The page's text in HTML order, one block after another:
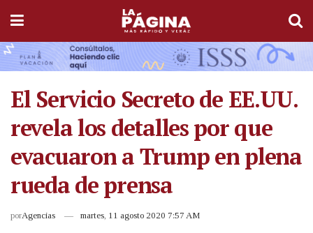
El Servicio Secreto de EE.UU.
revela los detalles por que
evacuaron a Trump en plena
rueda de prensa
porAgencias martes, 11 agosto 2020 7:57 AM